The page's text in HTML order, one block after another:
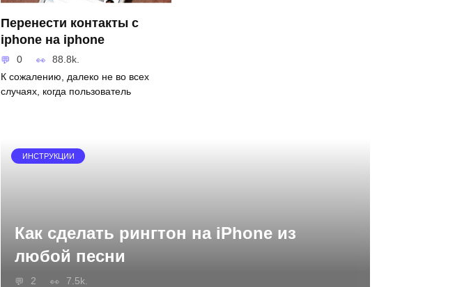
Перенести контакты с
iphone на iphone
0 88.8k.
К сожалению, далеко не во всех
случаях, когда пользователь
ИНСТРУКЦИИ
Как сделать рингтон на iPhone из
любой песни
2 7.5k.